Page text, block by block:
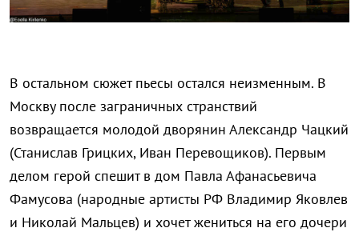
В остальном сюжет пьесы остался неизменным. В
Москву после заграничных странствий
возвращается молодой дворянин Александр Чацкий
(Станислав Грицких, Иван Перевощиков). Первым
делом герой спешит в дом Павла Афанасьевича
Фамусова (народные артисты РФ Владимир Яковлев
и Николай Мальцев) и хочет жениться на его дочери